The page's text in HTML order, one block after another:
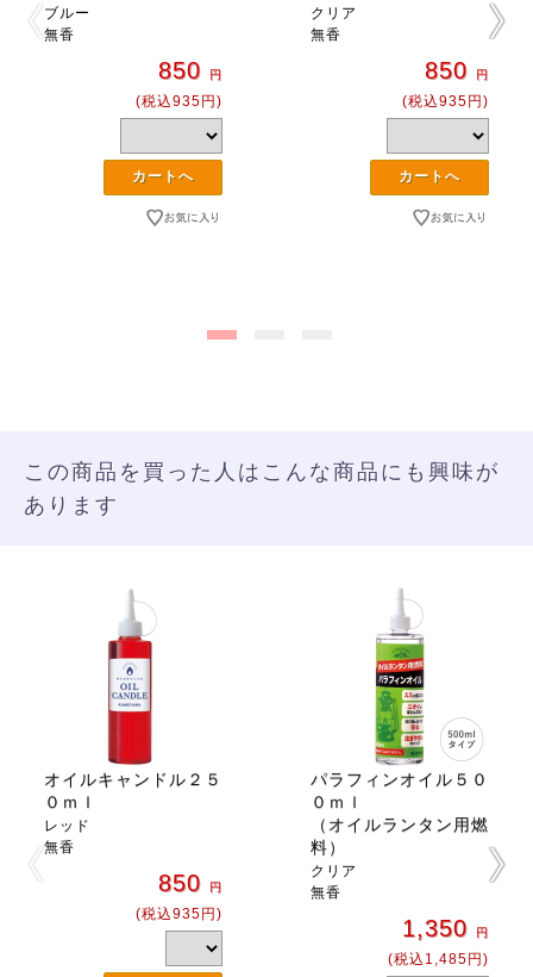
ブルー
無香
850 円
(税込935円)
クリア
無香
850 円
(税込935円)
この商品を買った人はこんな商品にも興味が
あります
オイルキャンドル２５
０ｍｌ
レッド
無香
850 円
(税込935円)
パラフィンオイル５０
０ｍｌ
（オイルランタン用燃
料）
クリア
無香
1,350 円
(税込1,485円)